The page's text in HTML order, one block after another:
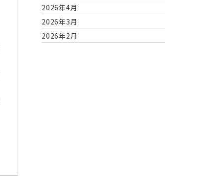
2026年4月
2026年3月
2026年2月